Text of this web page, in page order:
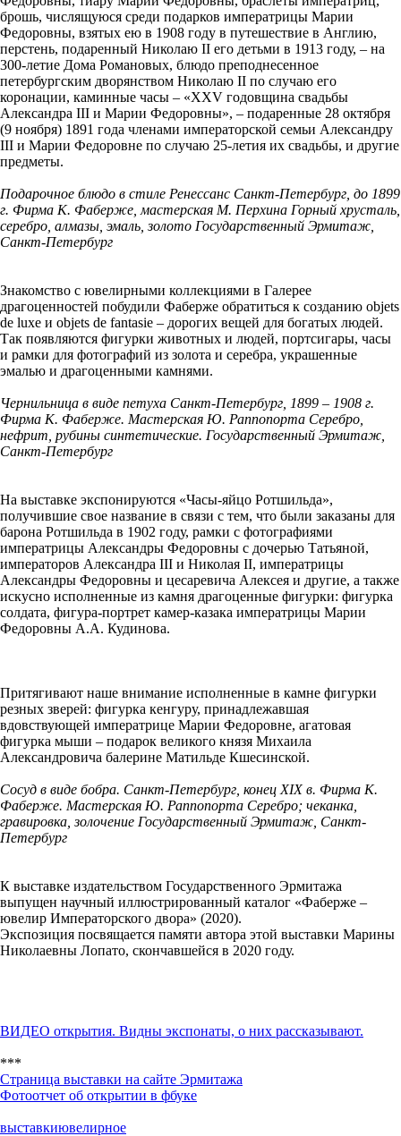
брошь, числящуюся среди подарков императрицы Марии
Федоровны, взятых ею в 1908 году в путешествие в Англию,
перстень, подаренный Николаю II его детьми в 1913 году, ‒ на
300-летие Дома Романовых, блюдо преподнесенное
петербургским дворянством Николаю II по случаю его
коронации, каминные часы ‒ «XXV годовщина свадьбы
Александра III и Марии Федоровны», ‒ подаренные 28 октября
(9 ноября) 1891 года членами императорской семьи Александру
III и Марии Федоровне по случаю 25-летия их свадьбы, и другие
предметы.
Подарочное блюдо в стиле Ренессанс Санкт-Петербург, до 1899
г. Фирма К. Фаберже, мастерская М. Перхина Горный хрусталь,
серебро, алмазы, эмаль, золото Государственный Эрмитаж,
Санкт-Петербург
Знакомство с ювелирными коллекциями в Галерее
драгоценностей побудили Фаберже обратиться к созданию objets
de luxe и objets dе fantasiе – дорогих вещей для богатых людей.
Так появляются фигурки животных и людей, портсигары, часы
и рамки для фотографий из золота и серебра, украшенные
эмалью и драгоценными камнями.
Чернильница в виде петуха Санкт-Петербург, 1899 – 1908 г.
Фирма К. Фаберже. Мастерская Ю. Раппопорта Серебро,
нефрит, рубины синтетические. Государственный Эрмитаж,
Санкт-Петербург
На выставке экспонируются «Часы-яйцо Ротшильда»,
получившие свое название в связи с тем, что были заказаны для
барона Ротшильда в 1902 году, рамки с фотографиями
императрицы Александры Федоровны с дочерью Татьяной,
императоров Александра III и Николая II, императрицы
Александры Федоровны и цесаревича Алексея и другие, а также
искусно исполненные из камня драгоценные фигурки: фигурка
солдата, фигура-портрет камер-казака императрицы Марии
Федоровны А.А. Кудинова.
Притягивают наше внимание исполненные в камне фигурки
резных зверей: фигурка кенгуру, принадлежавшая
вдовствующей императрице Марии Федоровне, агатовая
фигурка мыши – подарок великого князя Михаила
Александровича балерине Матильде Кшесинской.
Сосуд в виде бобра. Санкт-Петербург, конец XIX в. Фирма К.
Фаберже. Мастерская Ю. Раппопорта Серебро; чеканка,
гравировка, золочение Государственный Эрмитаж, Санкт-
Петербург
К выставке издательством Государственного Эрмитажа
выпущен научный иллюстрированный каталог «Фаберже –
ювелир Императорского двора» (2020).
Экспозиция посвящается памяти автора этой выставки Марины
Николаевны Лопато, скончавшейся в 2020 году.
ВИДЕО открытия. Видны экспонаты, о них рассказывают.
***
Страница выставки на сайте Эрмитажа
Фотоотчет об открытии в фбуке
выставкиювелирное